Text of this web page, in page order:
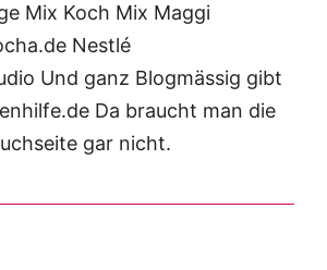
Mix Koch Mix Maggi
Nestlé
Und ganz Blogmässig gibt
Da braucht man die
gar nicht.